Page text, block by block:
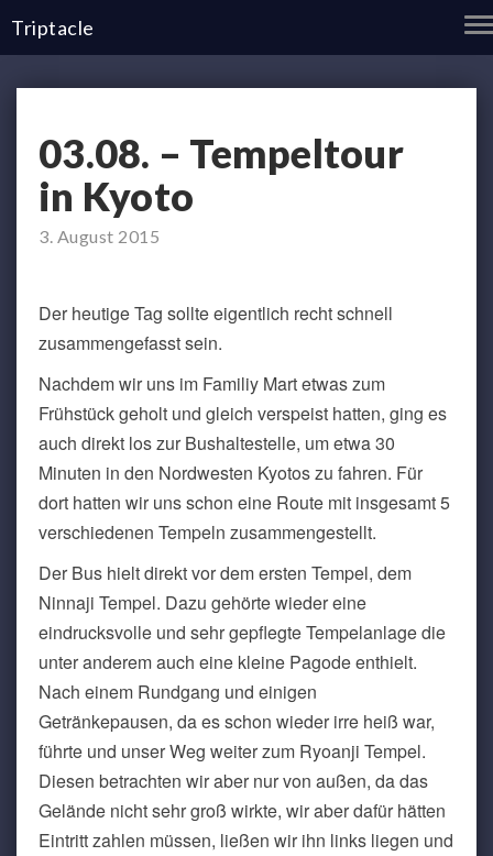
Triptacle
–
Tempeltour
03.08. – Tempeltour
in Kyoto
3. August 2015
Der heutige Tag sollte eigentlich recht schnell
zusammengefasst sein.
Nachdem wir uns im Familiy Mart etwas zum
Frühstück geholt und gleich verspeist hatten, ging es
auch direkt los zur Bushaltestelle, um etwa 30
Minuten in den Nordwesten Kyotos zu fahren. Für
dort hatten wir uns schon eine Route mit insgesamt 5
verschiedenen Tempeln zusammengestellt.
Der Bus hielt direkt vor dem ersten Tempel, dem
Ninnaji Tempel. Dazu gehörte wieder eine
eindrucksvolle und sehr gepflegte Tempelanlage die
unter anderem auch eine kleine Pagode enthielt.
Nach einem Rundgang und einigen
Getränkepausen, da es schon wieder irre heiß war,
führte und unser Weg weiter zum Ryoanji Tempel.
Diesen betrachten wir aber nur von außen, da das
Gelände nicht sehr groß wirkte, wir aber dafür hätten
Eintritt zahlen müssen, ließen wir ihn links liegen und